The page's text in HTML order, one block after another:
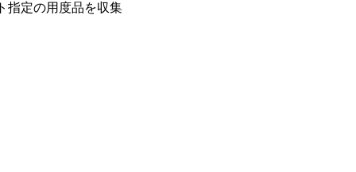
指定の用度品を収集